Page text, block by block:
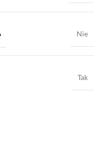
Nie
Tak